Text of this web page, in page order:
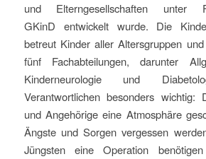
und Elterngesellschaften unter
GKinD entwickelt wurde. Die
betreut Kinder aller Altersgruppen
fünf Fachabteilungen, darunter
Kinderneurologie und
Verantwortlichen besonders wichtig:
und Angehörige eine Atmosphäre
Ängste und Sorgen vergessen
Jüngsten eine Operation